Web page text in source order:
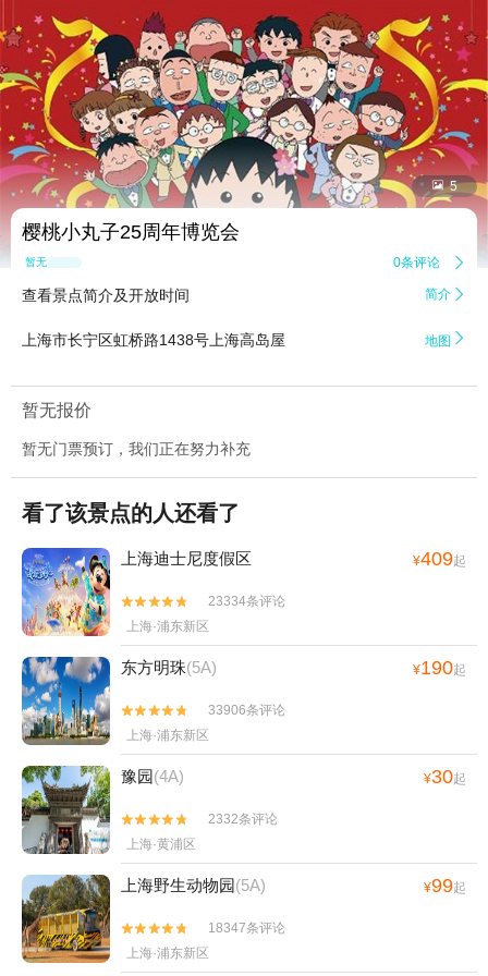
 5
樱桃小丸子25周年博览会
暂无点评 0条评论 
查看景点简介及开放时间 简介 
上海市长宁区虹桥路1438号上海高岛屋 地图 
暂无报价
暂无门票预订，我们正在努力补充
看了该景点的人还看了
上海迪士尼度假区 ¥409起


23334条评论
上海·浦东新区
东方明珠(5A) ¥190起


33906条评论
上海·浦东新区
豫园(4A) ¥30起


2332条评论
上海·黄浦区
上海野生动物园(5A) ¥99起


18347条评论
上海·浦东新区
